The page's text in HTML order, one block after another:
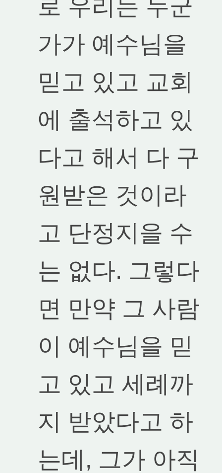
로 우리는 누군
가가 예수님을
믿고 있고 교회
에 출석하고 있
다고 해서 다 구
원받은 것이라
고 단정지을 수
는 없다. 그렇다
면 만약 그 사람
이 예수님을 믿
고 있고 세례까
지 받았다고 하
는데, 그가 아직